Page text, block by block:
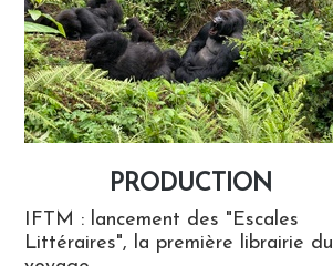
PRODUCTION
IFTM : lancement des "Escales
Littéraires", la première librairie du